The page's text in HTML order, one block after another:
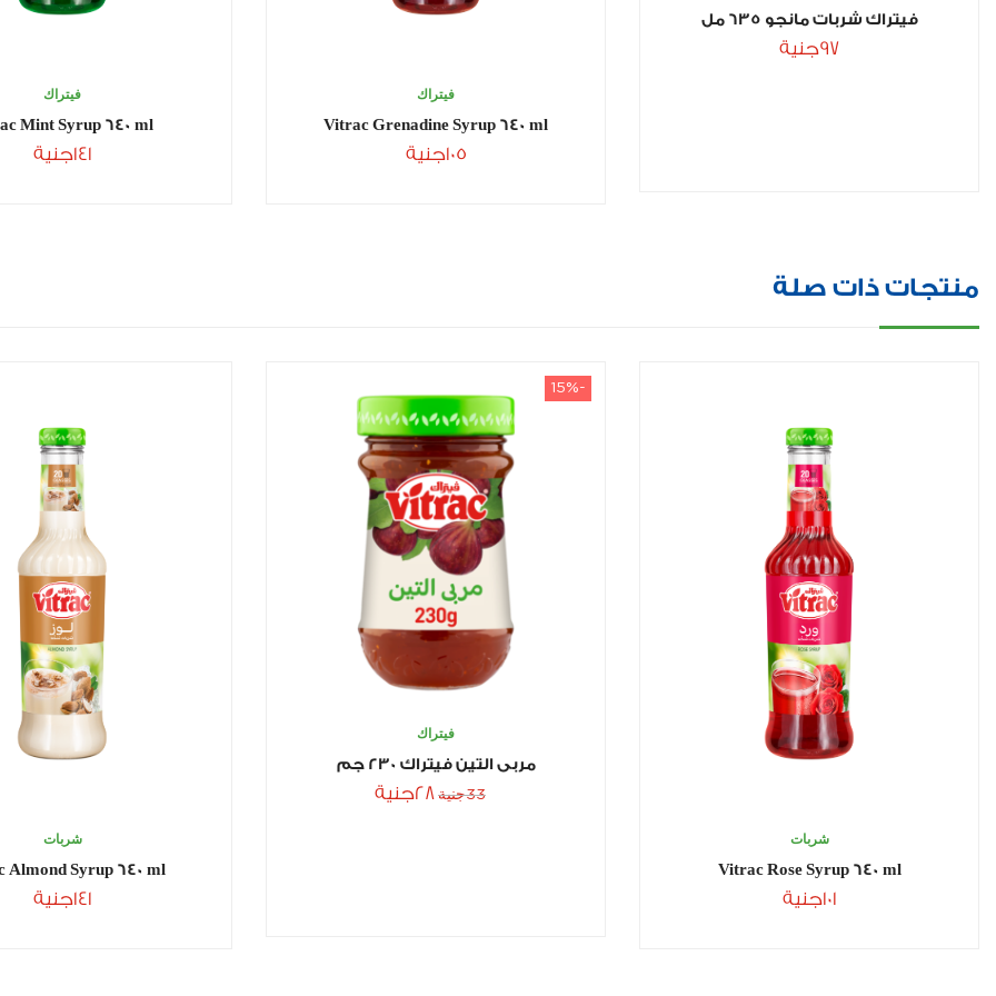
فيتراك شربات مانجو 635 مل
97جنية
فيتراك
Vitrac Grenadine Syrup 640 ml
105جنية
فيتراك
Mint Syrup 640 ml
141جنية
منتجات ذات صلة
شربات
Vitrac Rose Syrup 640 ml
101جنية
-15%
فيتراك
مربى التين فيتراك 230 جم
33جنية 28جنية
شربات
Almond Syrup 640 ml
141جنية